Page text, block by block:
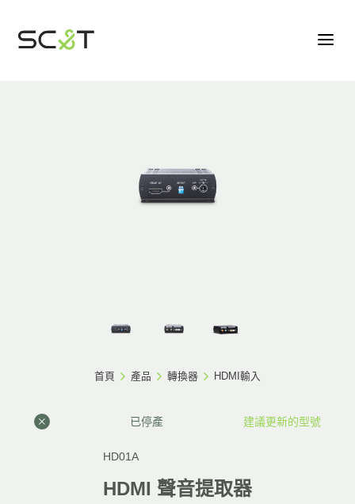
首頁 產品 轉換器 HDMI輸入
已停產 建議更新的型號
HD01A
HDMI 聲音提取器